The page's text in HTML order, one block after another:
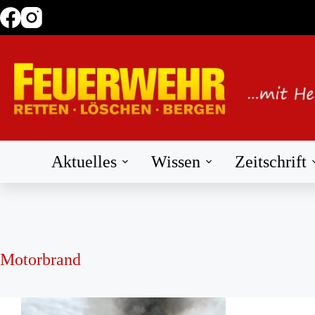
Zum
Inhalt
Aktuelles Wissen Zeitschrift
Motorbrand